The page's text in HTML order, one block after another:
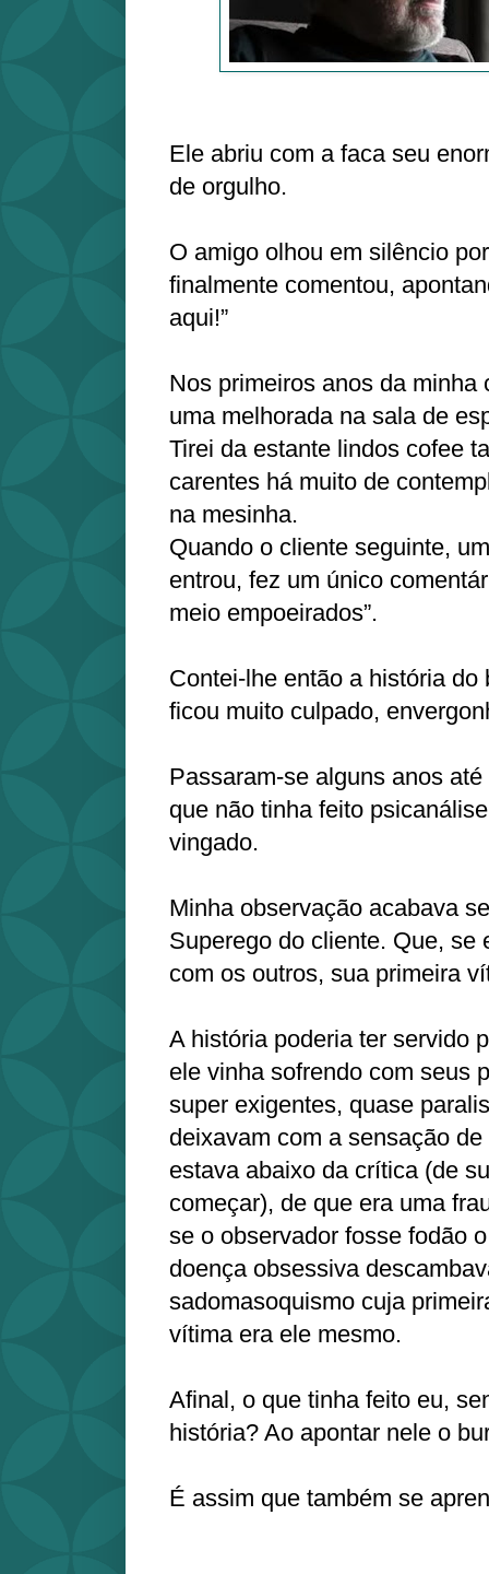
Ele abriu com a faca seu
de orgulho.
O amigo olhou em silêncio
finalmente comentou,
aqui!”
Nos primeiros anos da minha
uma melhorada na sala de
Tirei da estante lindos cofee
carentes há muito de
na mesinha.
Quando o cliente seguinte,
entrou, fez um único
meio empoeirados”.
Contei-lhe então a história do
ficou muito culpado,
Passaram-se alguns anos
que não tinha feito
vingado.
Minha observação acabava
Superego do cliente. Que, se
com os outros, sua primeira
A história poderia ter servido
ele vinha sofrendo com seus
super exigentes, quase
deixavam com a sensação
estava abaixo da crítica (de
começar), de que era uma
se o observador fosse fodão
doença obsessiva
sadomasoquismo cuja
vítima era ele mesmo.
Afinal, o que tinha feito eu,
história? Ao apontar nele o
É assim que também se